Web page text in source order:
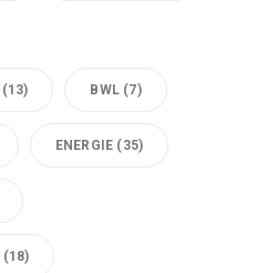
(13) BWL (7)
ENERGIE (35)
(18)